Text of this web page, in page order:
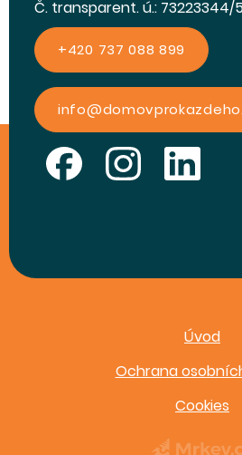
Č. transparent. ú.: 73223344/
+420 737 088 899
Úvod
Ochrana
Cookies